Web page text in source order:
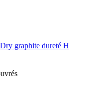
graphite dureté H